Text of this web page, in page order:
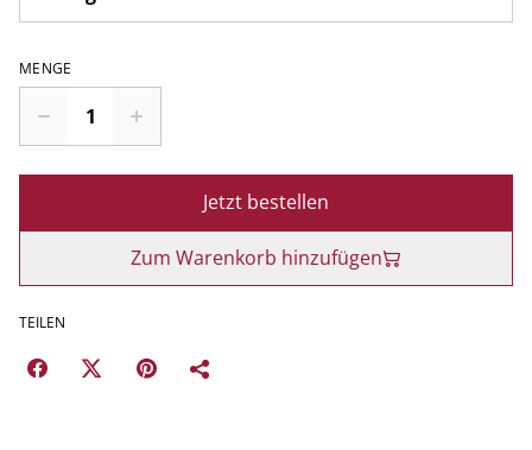
MENGE
Jetzt bestellen
Zum Warenkorb hinzufügen
TEILEN